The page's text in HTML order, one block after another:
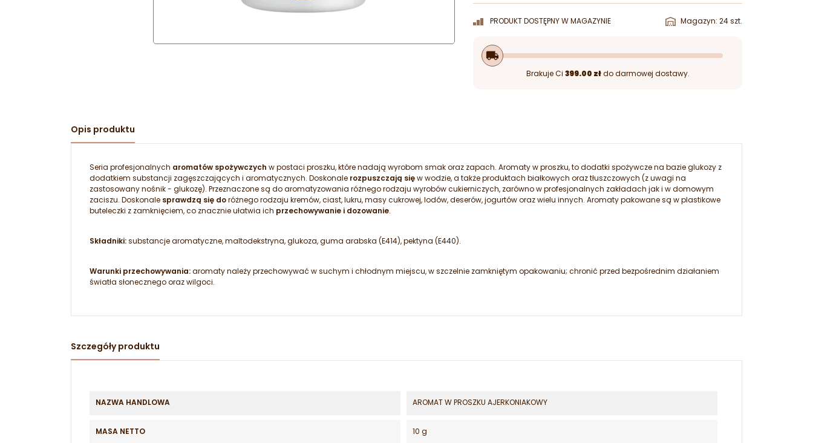
PRODUKT DOSTĘPNY W MAGAZYNIE Magazyn: 24 szt.
local_shipping
Brakuje Ci 399.00 złdo darmowej dostawy.
Opis produktu
Seria profesjonalnych aromatów spożywczych w postaci proszku, które nadają wyrobom smak oraz zapach. Aromaty w proszku, to dodatki spożywcze na bazie glukozy z
dodatkiem substancji zagęszczających i aromatycznych. Doskonale rozpuszczają sięw wodzie, a także produktach białkowych oraz tłuszczowych (z uwagi na
zastosowany nośnik - glukozę). Przeznaczone są do aromatyzowania różnego rodzaju wyrobów cukierniczych, zarówno w profesjonalnych zakładach jak i w domowym
zaciszu. Doskonale sprawdzą się doróżnego rodzaju kremów, ciast, lukru, masy cukrowej, lodów, deserów, jogurtów oraz wielu innych. Aromaty pakowane są w plastikowe
buteleczki z zamknięciem, co znacznie ułatwia ich przechowywanie i dozowanie.
Składniki:substancje aromatyczne, maltodekstryna, glukoza, guma arabska (E414), pektyna (E440).
Warunki przechowywania:aromaty należy przechowywać w suchym i chłodnym miejscu, w szczelnie zamkniętym opakowaniu; chronić przed bezpośrednim działaniem
światła słonecznego oraz wilgoci.
Szczegóły produktu
NAZWA HANDLOWA AROMAT W PROSZKU AJERKONIAKOWY
MASA NETTO 10 g